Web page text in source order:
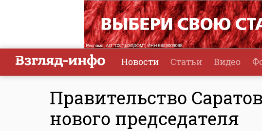
Новости Статьи Видео
Правительство
нового председателя